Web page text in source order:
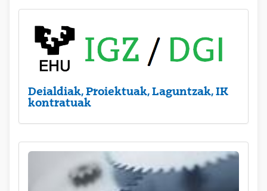
Deialdiak, Proiektuak, Laguntzak, IK
kontratuak